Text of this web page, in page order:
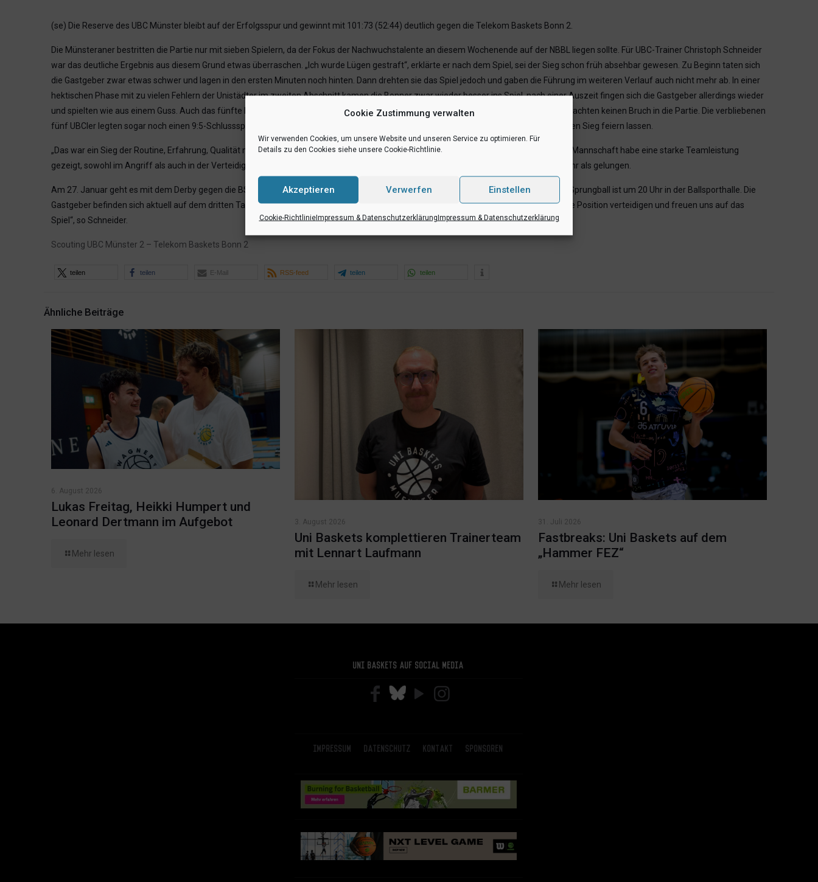
Cookie Zustimmung verwalten
Wir verwenden Cookies, um unsere Website und unseren Service zu optimieren. Für
Details zu den Cookies siehe unsere Cookie-Richtlinie.
Akzeptieren Verwerfen Einstellen
Cookie-RichtlinieImpressum & DatenschutzerklärungImpressum & Datenschutzerklärung
(se) Die Reserve des UBC Münster bleibt auf der Erfolgsspur und gewinnt mit 101:73 (52:44) deutlich gegen die Telekom Baskets Bonn 2.
Die Münsteraner bestritten die Partie nur mit sieben Spielern, da der Fokus der Nachwuchstalente an diesem Wochenende auf der NBBL liegen sollte. Für UBC-Trainer Christoph Schneider
war das deutliche Ergebnis aus diesem Grund etwas überraschen. „Ich wurde Lügen gestraft“, erklärte er nach dem Spiel, sei der Sieg schon früh absehbar gewesen. Zu Beginn taten sich
die Gastgeber zwar etwas schwer und lagen in den ersten Minuten noch hinten. Dann drehten sie das Spiel jedoch und gaben die Führung im weiteren Verlauf auch nicht mehr ab. In einer
hektischen Phase mit zu vielen Fehlern der Unistädter im zweiten Abschnitt kamen die Bonner zwar wieder besser ins Spiel, nach einer Auszeit fingen sich die Gastgeber allerdings wieder
und spielten wie aus einem Guss. Auch das fünfte Foul von Andrej König in der 24. Minute sowie die Verletzung von Alexander Goolsby brachten keinen Bruch in die Partie. Die verbliebenen
fünf UBCler legten sogar noch einen 9:5-Schlussspurt hin und konnten sich nach einem guten Spiel von den Zuschauern für den deutlichen Sieg feiern lassen.
„Das war ein Sieg der Routine, Erfahrung, Qualität mit echter Revival-Stimmung“, resümierte ein zufriedener Christoph Schneider. Seine Mannschaft habe eine starke Teamleistung
gezeigt, sowohl im Angriff als auch in der Verteidigung gut zusammengespielt. Damit war das Geburtstagsgeschenk für den Trainer mehr als gelungen.
Am 27. Januar geht es mit dem Derby gegen die BSV Münsterland Baskets Wulfen für die Regionalliga-Herren des UBC Münster weiter. Sprungball ist um 20 Uhr in der Ballsporthalle. Die
Gastgeber befinden sich aktuell auf dem dritten Tabellenplatz und damit in einer komfortablen Situation vor dem Derby. „Wir wollen diese Position verteidigen und freuen uns auf das
Spiel“, so Schneider.
Scouting UBC Münster 2 – Telekom Baskets Bonn 2
teilen teilen E-Mail RSS-feed teilen teilen
Ähnliche Beiträge
6. August 2026
Lukas Freitag, Heikki Humpert und
Leonard Dertmann im Aufgebot
Mehr lesen
3. August 2026
Uni Baskets komplettieren Trainerteam
mit Lennart Laufmann
Mehr lesen
31. Juli 2026
Fastbreaks: Uni Baskets auf dem
„Hammer FEZ“
Mehr lesen
Uni Baskets auf Social Media
Impressum Datenschutz Kontakt Sponsoren